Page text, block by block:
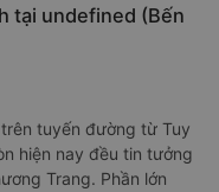
tại undefined (Bến
tuyến đường từ Tuy
hiện nay đều tin tưởng
Trang. Phần lớn